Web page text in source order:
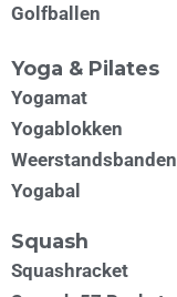
Golfballen
Yoga & Pilates
Yogamat
Yogablokken
Weerstandsbanden
Yogabal
Squash
Squashracket